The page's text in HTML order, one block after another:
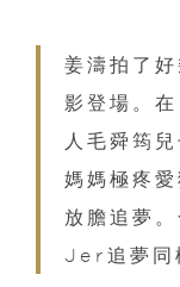
姜濤拍了
影登場。
人毛舜筠
媽媽極疼
放膽追夢
Jer追夢同